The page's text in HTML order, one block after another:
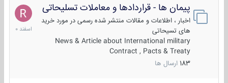
پیمان ها - قراردادها و معاملات تسلیحاتی
اخبار ، اطلاعات و مقالات منتشر شده رسمی در مورد خرید
های تسیحاتی
News & Article about International military
Contract , Pacts & Treaty
183 ارسال ها
7
اسفند
1400